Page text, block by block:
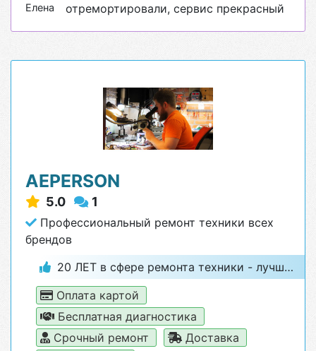
Елена отремортировали, сервис прекрасный
AEPERSON
5.0 1
Профессиональный ремонт техники всех
брендов
20 ЛЕТ в сфере ремонта техники - лучший гарант качества
Оплата картой
Бесплатная диагностика
Срочный ремонт
Доставка